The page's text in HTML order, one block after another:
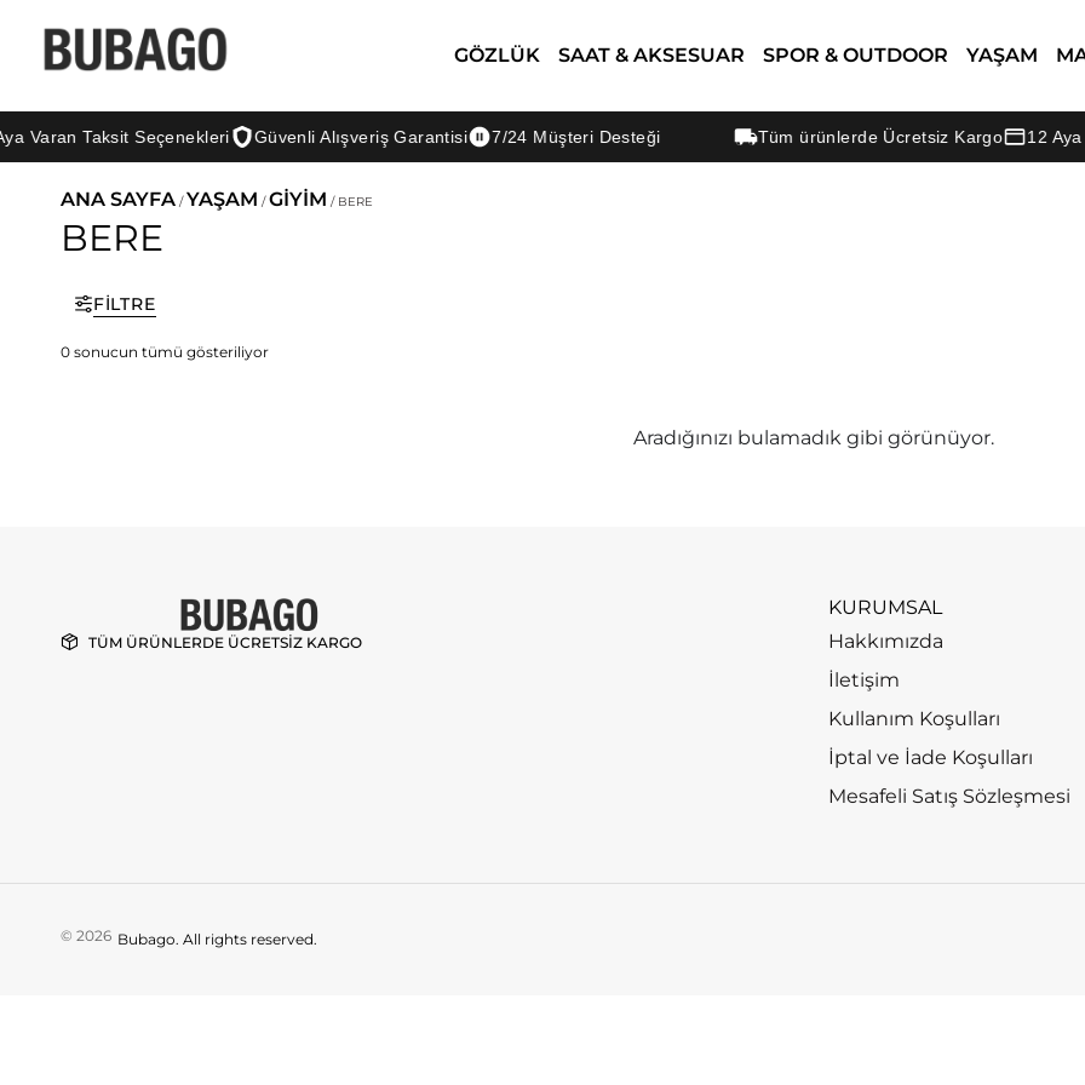
GÖZLÜK SAAT & AKSESUAR SPOR & OUTDOOR YAŞAM
Varan Taksit Seçenekleri Güvenli Alışveriş Garantisi 7/24 Müşteri Desteği Tüm ürünlerde Ücretsiz Kargo 12 Aya
ANA SAYFA /YAŞAM /GİYİM / BERE
BERE
FILTRE
Aradığınızı bulamadık gibi görünüyor.
0 sonucun tümü gösteriliyor
TÜM ÜRÜNLERDE ÜCRETSİZ KARGO
KURUMSAL
Hakkımızda
İletişim
Kullanım Koşulları
İptal ve İade Koşulları
Mesafeli Satış Sözleşmesi
© 2026 Bubago. All rights reserved.